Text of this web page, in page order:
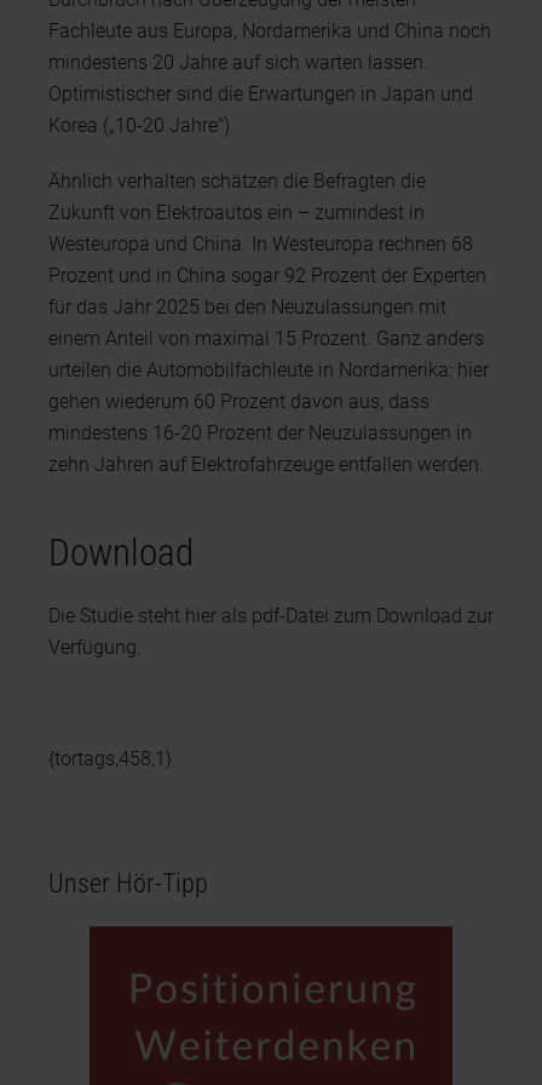
Fachleute aus Europa, Nordamerika und China noch
mindestens 20 Jahre auf sich warten lassen.
Optimistischer sind die Erwartungen in Japan und
Korea („10-20 Jahre").
Ähnlich verhalten schätzen die Befragten die
Zukunft von Elektroautos ein – zumindest in
Westeuropa und China. In Westeuropa rechnen 68
Prozent und in China sogar 92 Prozent der Experten
für das Jahr 2025 bei den Neuzulassungen mit
einem Anteil von maximal 15 Prozent. Ganz anders
urteilen die Automobilfachleute in Nordamerika: hier
gehen wiederum 60 Prozent davon aus, dass
mindestens 16-20 Prozent der Neuzulassungen in
zehn Jahren auf Elektrofahrzeuge entfallen werden.
Download
Die Studie steht hier als pdf-Datei zum Download zur
Verfügung.
{tortags,458,1}
Unser Hör-Tipp